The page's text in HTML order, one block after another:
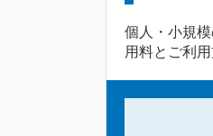
個人・小規
用料とご利